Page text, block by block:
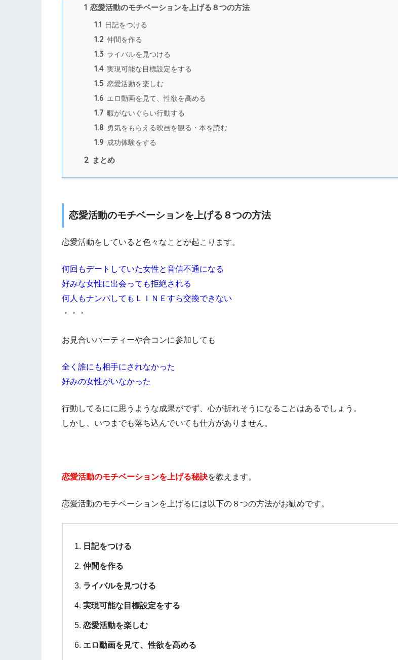
1 恋愛活動のモチベーションを上げる８つの方法
1.1 日記をつける
1.2 仲間を作る
1.3 ライバルを見つける
1.4 実現可能な目標設定をする
1.5 恋愛活動を楽しむ
1.6 エロ動画を見て、性欲を高める
1.7 暇がないぐらい行動する
1.8 勇気をもらえる映画を観る・本を読む
1.9 成功体験をする
2 まとめ
恋愛活動のモチベーションを上げる８つの方法
恋愛活動をしていると色々なことが起こります。
何回もデートしていた女性と音信不通になる
好みな女性に出会っても拒絶される
何人もナンパしてもＬＩＮＥすら交換できない
・・・
お見合いパーティーや合コンに参加しても
全く誰にも相手にされなかった
好みの女性がいなかった
行動してるにに思うような成果がでず、心が折れそうになることはあるでしょう。
しかし、いつまでも落ち込んでいても仕方がありません。
恋愛活動のモチベーションを上げる秘訣を教えます。
恋愛活動のモチベーションを上げるには以下の８つの方法がお勧めです。
日記をつける
仲間を作る
ライバルを見つける
実現可能な目標設定をする
恋愛活動を楽しむ
エロ動画を見て、性欲を高める